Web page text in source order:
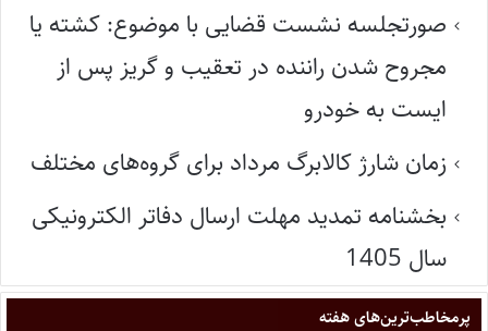
صورتجلسه نشست قضایی با موضوع: کشته یا
مجروح شدن راننده در تعقیب و گریز پس از
ایست به خودرو
زمان شارژ کالابرگ مرداد برای گروه‌های مختلف
بخشنامه تمدید مهلت ارسال دفاتر الکترونیکی
سال 1405
پر‌مخاطب‌ترین‌های هفته